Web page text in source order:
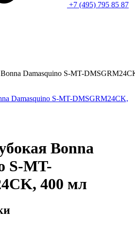
+7 (495) 795 85 87
Bonna Damasquino S-MT-
Bonna
S-MT-
400 мл